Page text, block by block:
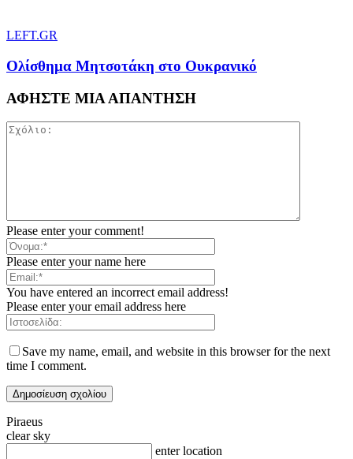
LEFT.GR
Ολίσθημα Μητσοτάκη στο Ουκρανικό
ΑΦΗΣΤΕ ΜΙΑ ΑΠΑΝΤΗΣΗ
Please enter your comment!
Please enter your name here
You have entered an incorrect email address!
Please enter your email address here
Save my name, email, and website in this browser for the next
time I comment.
Piraeus
clear sky
enter location